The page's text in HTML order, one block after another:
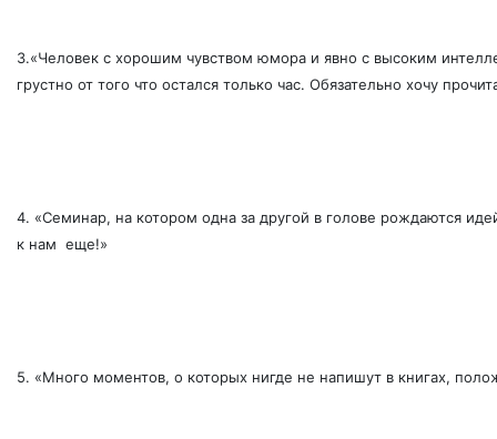
3.«Человек с хорошим чувством юмора и явно с высоким
грустно от того что остался только час. Обязательно хочу
4. «Семинар, на котором одна за другой в голове рождаются
к нам еще!»
5. «Много моментов, о которых нигде не напишут в книгах,